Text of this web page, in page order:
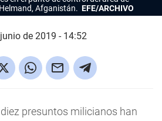
Afganistán. EFE/ARCHIVO
de 2019 - 14:52
presuntos milicianos han